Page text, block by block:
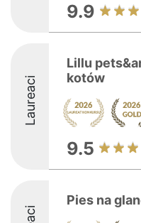
9.9
Laureaci
Lillu
kotów
9.5
Pies na